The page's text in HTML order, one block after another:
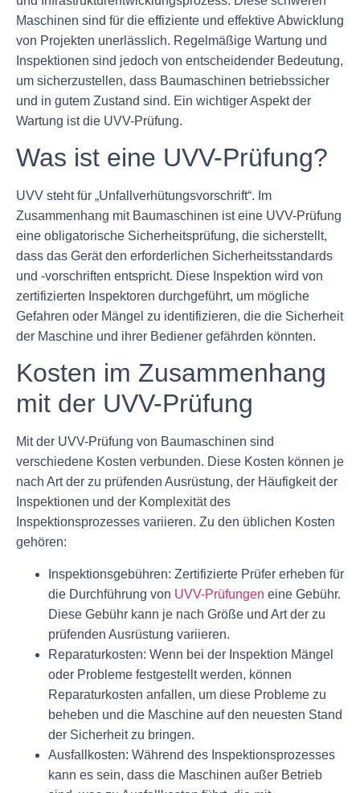
Maschinen sind für die effiziente und effektive Abwicklung
von Projekten unerlässlich. Regelmäßige Wartung und
Inspektionen sind jedoch von entscheidender Bedeutung,
um sicherzustellen, dass Baumaschinen betriebssicher
und in gutem Zustand sind. Ein wichtiger Aspekt der
Wartung ist die UVV-Prüfung.
Was ist eine UVV-Prüfung?
UVV steht für „Unfallverhütungsvorschrift“. Im
Zusammenhang mit Baumaschinen ist eine UVV-Prüfung
eine obligatorische Sicherheitsprüfung, die sicherstellt,
dass das Gerät den erforderlichen Sicherheitsstandards
und -vorschriften entspricht. Diese Inspektion wird von
zertifizierten Inspektoren durchgeführt, um mögliche
Gefahren oder Mängel zu identifizieren, die die Sicherheit
der Maschine und ihrer Bediener gefährden könnten.
Kosten im Zusammenhang
mit der UVV-Prüfung
Mit der UVV-Prüfung von Baumaschinen sind
verschiedene Kosten verbunden. Diese Kosten können je
nach Art der zu prüfenden Ausrüstung, der Häufigkeit der
Inspektionen und der Komplexität des
Inspektionsprozesses variieren. Zu den üblichen Kosten
gehören:
Inspektionsgebühren: Zertifizierte Prüfer erheben für
die Durchführung von UVV-Prüfungen eine Gebühr.
Diese Gebühr kann je nach Größe und Art der zu
prüfenden Ausrüstung variieren.
Reparaturkosten: Wenn bei der Inspektion Mängel
oder Probleme festgestellt werden, können
Reparaturkosten anfallen, um diese Probleme zu
beheben und die Maschine auf den neuesten Stand
der Sicherheit zu bringen.
Ausfallkosten: Während des Inspektionsprozesses
kann es sein, dass die Maschinen außer Betrieb